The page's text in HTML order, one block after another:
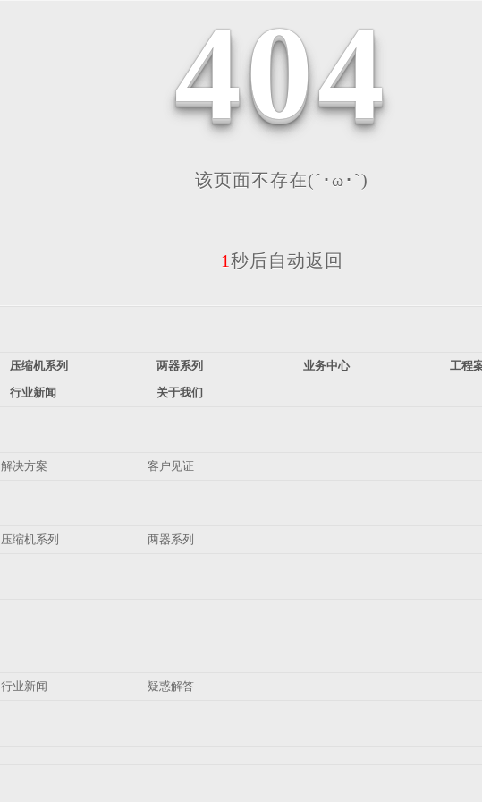
404
该页面不存在(´･ω･`)
1秒后自动返回
压缩机系列 两器系列 业务中心
工程
行业新闻 关于我们
解决方案 客户见证
压缩机系列 两器系列
行业新闻 疑惑解答